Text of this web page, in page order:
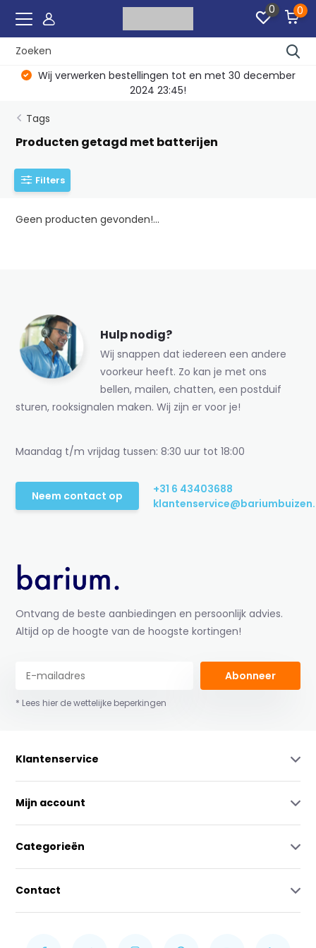
0 0
Wij verwerken bestellingen tot en met 30 december
2024 23:45!
Tags
Producten getagd met batterijen
Filters
Geen producten gevonden!...
Hulp nodig?
Wij snappen dat iedereen een andere
voorkeur heeft. Zo kan je met ons
bellen, mailen, chatten, een postduif
sturen, rooksignalen maken. Wij zijn er voor je!
Maandag t/m vrijdag tussen: 8:30 uur tot 18:00
Neem contact op
+31 6 43403688
Ontvang de beste aanbiedingen en persoonlijk advies.
Altijd op de hoogte van de hoogste kortingen!
Abonneer
* Lees hier de wettelijke beperkingen
Klantenservice
Mijn account
Categorieën
Contact